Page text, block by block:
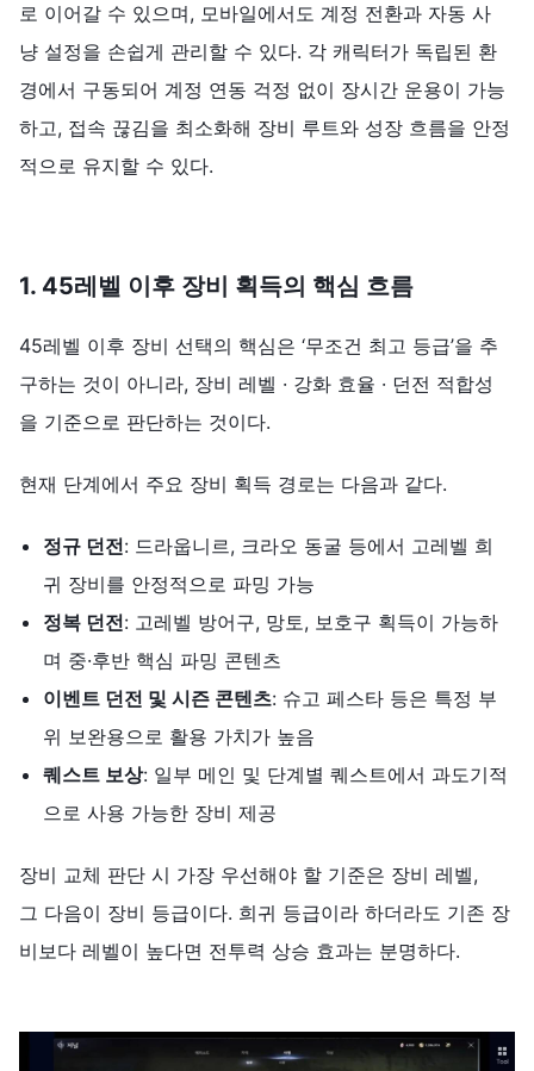
로 이어갈 수 있으며, 모바일에서도 계정 전환과 자동 사
냥 설정을 손쉽게 관리할 수 있다. 각 캐릭터가 독립된 환
경에서 구동되어 계정 연동 걱정 없이 장시간 운용이 가능
하고, 접속 끊김을 최소화해 장비 루트와 성장 흐름을 안정
적으로 유지할 수 있다.
1. 45레벨 이후 장비 획득의 핵심 흐름
45레벨 이후 장비 선택의 핵심은 ‘무조건 최고 등급’을 추
구하는 것이 아니라, 장비 레벨 · 강화 효율 · 던전 적합성
을 기준으로 판단하는 것이다.
현재 단계에서 주요 장비 획득 경로는 다음과 같다.
정규 던전: 드라웁니르, 크라오 동굴 등에서 고레벨 희
귀 장비를 안정적으로 파밍 가능
정복 던전: 고레벨 방어구, 망토, 보호구 획득이 가능하
며 중·후반 핵심 파밍 콘텐츠
이벤트 던전 및 시즌 콘텐츠: 슈고 페스타 등은 특정 부
위 보완용으로 활용 가치가 높음
퀘스트 보상: 일부 메인 및 단계별 퀘스트에서 과도기적
으로 사용 가능한 장비 제공
장비 교체 판단 시 가장 우선해야 할 기준은 장비 레벨,
그 다음이 장비 등급이다. 희귀 등급이라 하더라도 기존 장
비보다 레벨이 높다면 전투력 상승 효과는 분명하다.